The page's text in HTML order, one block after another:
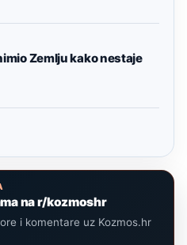
Zemlju kako nestaje
na r/kozmoshr
i komentare uz Kozmos.hr